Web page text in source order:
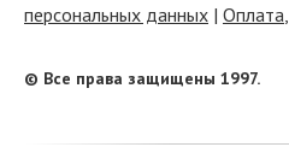
персональных данных | Оплата,
© Все права защищены 1997.